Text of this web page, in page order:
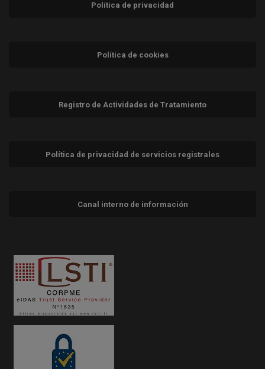
Política de privacidad
Política de cookies
Registro de Actividades de Tratamiento
Política de privacidad de servicios registrales
Canal interno de información